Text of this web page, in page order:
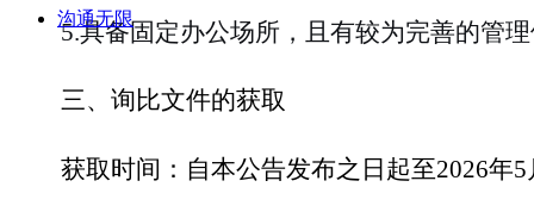
5.具备固定办公场所，且有较为完善的管
三、 询比文件的获取
获取时间： 自本公告发布之日起至2026年5
沟通无限